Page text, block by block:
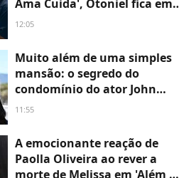
Ama Cuida', Otoniel fica em
completo CHOQUE ao
Francesca
12:05
Muito além de uma simples
mansão: o segredo do
condomínio do ator John
Travolta, hoje aos 72 anos, na
nos EUA; detalhe exclusivo
redefine o luxo extremo
11:55
A emocionante reação de
Paolla Oliveira ao rever a
morte de Melissa em 'Além do